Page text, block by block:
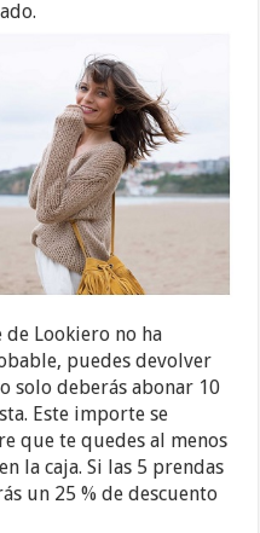
Lookiero no ha
puedes devolver
solo deberás abonar 10
Este importe se
que te quedes al menos
la caja. Si las 5 prendas
un 25 % de descuento